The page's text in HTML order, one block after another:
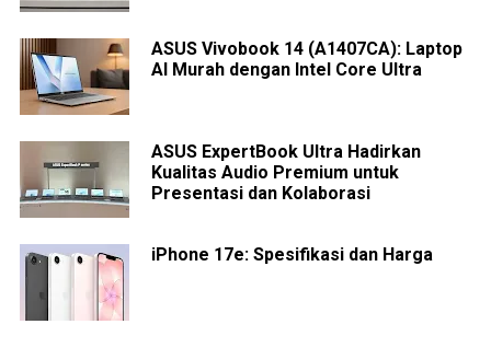
ASUS Vivobook 14 (A1407CA): Laptop
AI Murah dengan Intel Core Ultra
ASUS ExpertBook Ultra Hadirkan
Kualitas Audio Premium untuk
Presentasi dan Kolaborasi
iPhone 17e: Spesifikasi dan Harga